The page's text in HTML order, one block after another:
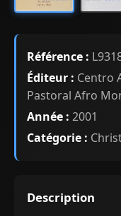
Référence :
Éditeur : Centro
Pastoral Afro
Année : 2001
Catégorie :
Description